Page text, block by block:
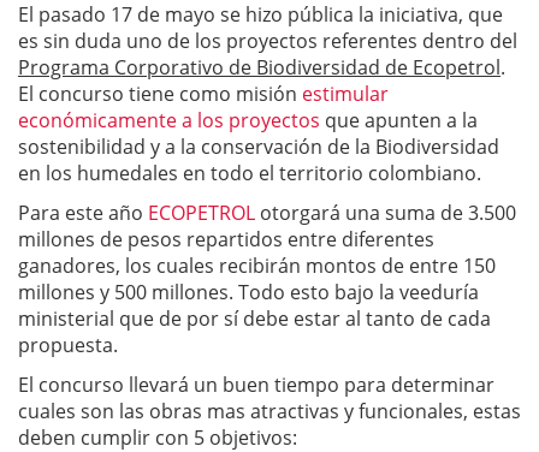
El pasado 17 de mayo se hizo pública la iniciativa, que
es sin duda uno de los proyectos referentes dentro del
Programa Corporativo de Biodiversidad de Ecopetrol.
El concurso tiene como misión estimular
económicamente a los proyectos que apunten a la
sostenibilidad y a la conservación de la Biodiversidad
en los humedales en todo el territorio colombiano.
Para este año ECOPETROL otorgará una suma de 3.500
millones de pesos repartidos entre diferentes
ganadores, los cuales recibirán montos de entre 150
millones y 500 millones. Todo esto bajo la veeduría
ministerial que de por sí debe estar al tanto de cada
propuesta.
El concurso llevará un buen tiempo para determinar
cuales son las obras mas atractivas y funcionales, estas
deben cumplir con 5 objetivos: